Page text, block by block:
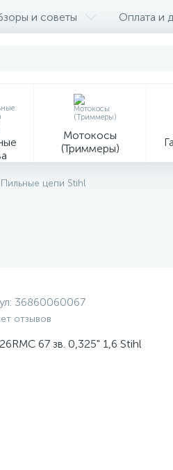
и советы Оплата и
Мотокосы
(Триммеры)
Пильные цепи Stihl
36860060067
отзывов
67 зв. 0,325" 1,6 Stihl